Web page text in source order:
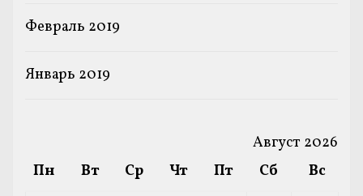
Февраль 2019
Январь 2019
Август 2026
Пн
Вт Ср Чт Пт Сб
Вс